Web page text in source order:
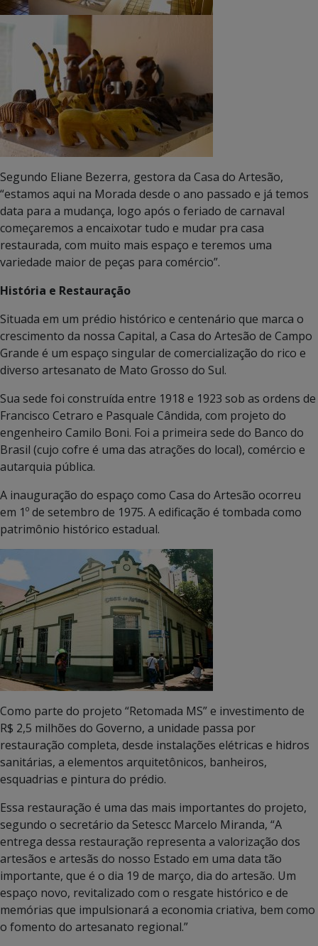
Segundo Eliane Bezerra, gestora da Casa do Artesão,
“estamos aqui na Morada desde o ano passado e já temos
data para a mudança, logo após o feriado de carnaval
começaremos a encaixotar tudo e mudar pra casa
restaurada, com muito mais espaço e teremos uma
variedade maior de peças para comércio”.
História e Restauração
Situada em um prédio histórico e centenário que marca o
crescimento da nossa Capital, a Casa do Artesão de Campo
Grande é um espaço singular de comercialização do rico e
diverso artesanato de Mato Grosso do Sul.
Sua sede foi construída entre 1918 e 1923 sob as ordens de
Francisco Cetraro e Pasquale Cândida, com projeto do
engenheiro Camilo Boni. Foi a primeira sede do Banco do
Brasil (cujo cofre é uma das atrações do local), comércio e
autarquia pública.
A inauguração do espaço como Casa do Artesão ocorreu
em 1º de setembro de 1975. A edificação é tombada como
patrimônio histórico estadual.
Como parte do projeto “Retomada MS” e investimento de
R$ 2,5 milhões do Governo, a unidade passa por
restauração completa, desde instalações elétricas e hidros
sanitárias, a elementos arquitetônicos, banheiros,
esquadrias e pintura do prédio.
Essa restauração é uma das mais importantes do projeto,
segundo o secretário da Setescc Marcelo Miranda, “A
entrega dessa restauração representa a valorização dos
artesãos e artesãs do nosso Estado em uma data tão
importante, que é o dia 19 de março, dia do artesão. Um
espaço novo, revitalizado com o resgate histórico e de
memórias que impulsionará a economia criativa, bem como
o fomento do artesanato regional.”